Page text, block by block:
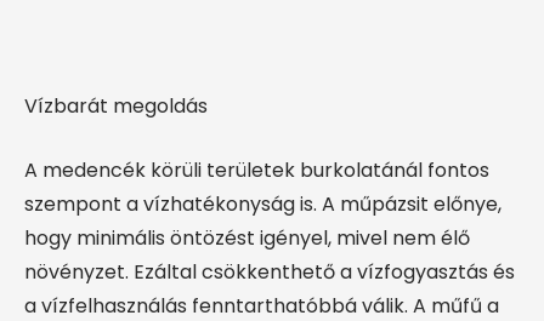
Vízbarát megoldás
A medencék körüli területek burkolatánál fontos
szempont a vízhatékonyság is. A műpázsit előnye,
hogy minimális öntözést igényel, mivel nem élő
növényzet. Ezáltal csökkenthető a vízfogyasztás és
a vízfelhasználás fenntarthatóbbá válik. A műfű a